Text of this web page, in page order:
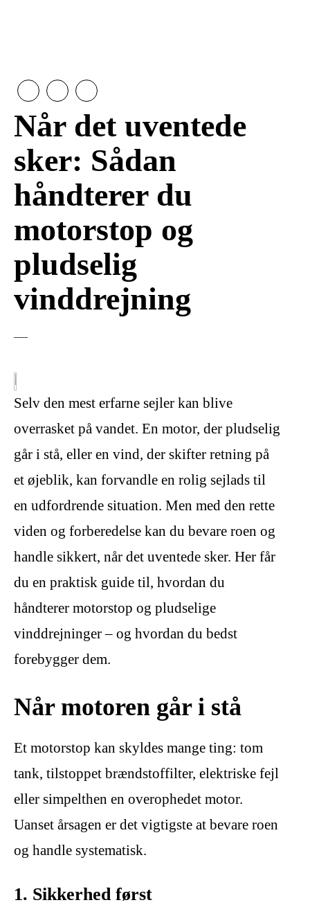
Når det uventede
sker: Sådan
håndterer du
motorstop og
pludselig
vinddrejning
Selv den mest erfarne sejler kan blive
overrasket på vandet. En motor, der pludselig
går i stå, eller en vind, der skifter retning på
et øjeblik, kan forvandle en rolig sejlads til
en udfordrende situation. Men med den rette
viden og forberedelse kan du bevare roen og
handle sikkert, når det uventede sker. Her får
du en praktisk guide til, hvordan du
håndterer motorstop og pludselige
vinddrejninger – og hvordan du bedst
forebygger dem.
Når motoren går i stå
Et motorstop kan skyldes mange ting: tom
tank, tilstoppet brændstoffilter, elektriske fejl
eller simpelthen en overophedet motor.
Uanset årsagen er det vigtigste at bevare roen
og handle systematisk.
1. Sikkerhed først